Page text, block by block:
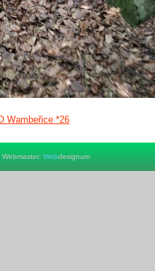
Wambeřice *26
Webdesignum